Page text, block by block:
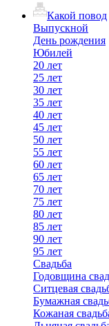
Какой повод
Выпускной
День рождения
Юбилей
20 лет
25 лет
30 лет
35 лет
40 лет
45 лет
50 лет
55 лет
60 лет
65 лет
70 лет
75 лет
80 лет
85 лет
90 лет
95 лет
Свадьба
Годовщина
Ситцевая
Бумажная
Кожаная